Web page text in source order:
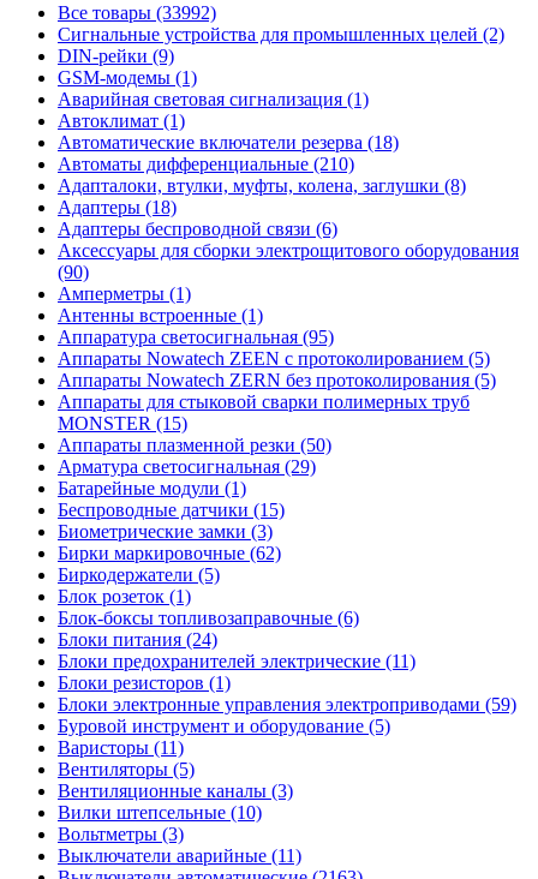
Все товары (33992)
Cигнальные устройства для промышленных целей (2)
DIN-рейки (9)
GSM-модемы (1)
Аварийная световая сигнализация (1)
Автоклимат (1)
Автоматические включатели резерва (18)
Автоматы дифференциальные (210)
Адапталоки, втулки, муфты, колена, заглушки (8)
Адаптеры (18)
Адаптеры беспроводной связи (6)
Аксессуары для сборки электрощитового оборудования
(90)
Амперметры (1)
Антенны встроенные (1)
Аппаратура светосигнальная (95)
Аппараты Nowatech ZEEN c протоколированием (5)
Аппараты Nowatech ZERN без протоколирования (5)
Аппараты для стыковой сварки полимерных труб
MONSTER (15)
Аппараты плазменной резки (50)
Арматура светосигнальная (29)
Батарейные модули (1)
Беспроводные датчики (15)
Биометрические замки (3)
Бирки маркировочные (62)
Биркодержатели (5)
Блок розеток (1)
Блок-боксы топливозаправочные (6)
Блоки питания (24)
Блоки предохранителей электрические (11)
Блоки резисторов (1)
Блоки электронные управления электроприводами (59)
Буровой инструмент и оборудование (5)
Варисторы (11)
Вентиляторы (5)
Вентиляционные каналы (3)
Вилки штепсельные (10)
Вольтметры (3)
Выключатели аварийные (11)